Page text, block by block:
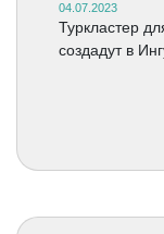
04.07.2023
Туркластер
создадут в